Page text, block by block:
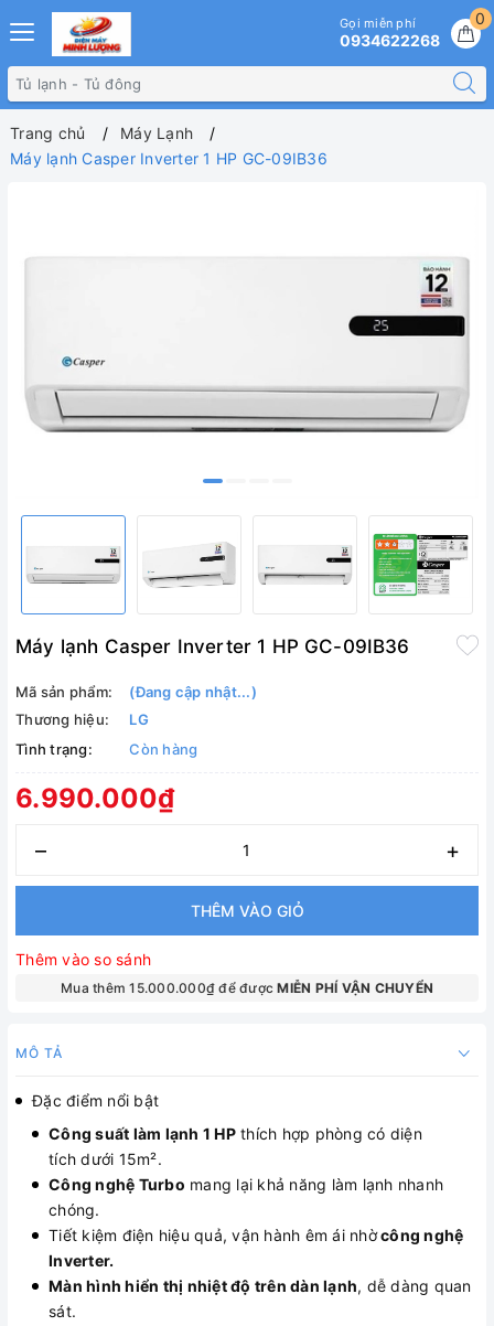
0
Gọi miễn phí
0934622268
Trang chủ
Máy Lạnh
Máy lạnh Casper Inverter 1 HP GC-09IB36
Máy lạnh Casper Inverter 1 HP GC-09IB36
Mã sản phẩm:
(Đang cập nhật...)
Thương hiệu:
LG
Tình trạng:
Còn hàng
6.990.000₫
– +
THÊM VÀO GIỎ
Thêm vào so sánh
Mua thêm 15.000.000₫ để đượcMIỄN PHÍ VẬN CHUYỂN
MÔ TẢ
Đặc điểm nổi bật
Công suất làm lạnh 1 HP thích hợp phòng có diện
tích dưới 15m².
Công nghệ Turbo mang lại khả năng làm lạnh nhanh
chóng.
Tiết kiệm điện hiệu quả, vận hành êm ái nhờcông nghệ
Inverter.
Màn hình hiển thị nhiệt độ trên dàn lạnh, dễ dàng quan
sát.